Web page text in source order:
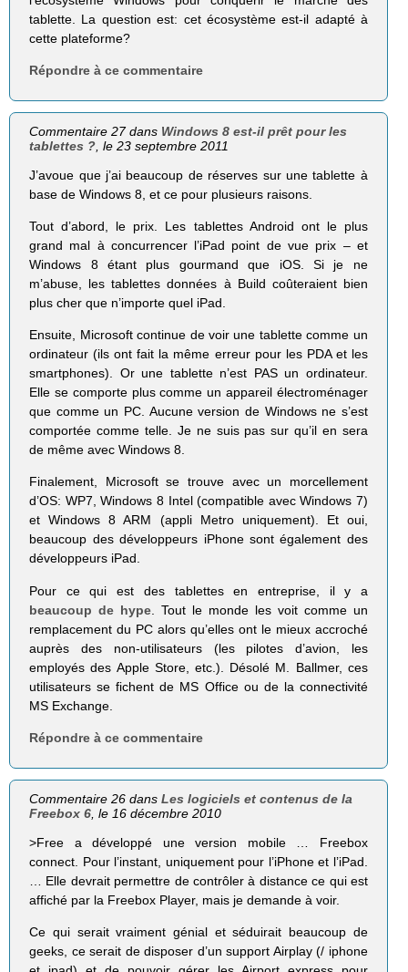
tablette. La question est: cet écosystème est-il adapté à
cette plateforme?
Répondre à ce commentaire
Commentaire 27 dans Windows 8 est-il prêt pour les
tablettes ? , le 23 septembre 2011
J’avoue que j’ai beaucoup de réserves sur une tablette à
base de Windows 8, et ce pour plusieurs raisons.
Tout d’abord, le prix. Les tablettes Android ont le plus
grand mal à concurrencer l’iPad point de vue prix – et
Windows 8 étant plus gourmand que iOS. Si je ne
m’abuse, les tablettes données à Build coûteraient bien
plus cher que n’importe quel iPad.
Ensuite, Microsoft continue de voir une tablette comme un
ordinateur (ils ont fait la même erreur pour les PDA et les
smartphones). Or une tablette n’est PAS un ordinateur.
Elle se comporte plus comme un appareil électroménager
que comme un PC. Aucune version de Windows ne s’est
comportée comme telle. Je ne suis pas sur qu’il en sera
de même avec Windows 8.
Finalement, Microsoft se trouve avec un morcellement
d’OS: WP7, Windows 8 Intel (compatible avec Windows 7)
et Windows 8 ARM (appli Metro uniquement). Et oui,
beaucoup des développeurs iPhone sont également des
développeurs iPad.
Pour ce qui est des tablettes en entreprise, il y a
beaucoup de hype . Tout le monde les voit comme un
remplacement du PC alors qu’elles ont le mieux accroché
auprès des non-utilisateurs (les pilotes d’avion, les
employés des Apple Store, etc.). Désolé M. Ballmer, ces
utilisateurs se fichent de MS Office ou de la connectivité
MS Exchange.
Répondre à ce commentaire
Commentaire 26 dansLes logiciels et contenus de la
Freebox 6 , le 16 décembre 2010
>Free a déve­loppé une ver­sion mobile … Free­box
connect. Pour l’instant, uni­que­ment pour l’iPhone et l’iPad.
… Elle devrait per­mettre de contrô­ler à dis­tance ce qui est
affi­ché par la Free­box Player, mais je demande à voir.
Ce qui serait vraiment génial et séduirait beaucoup de
geeks, ce serait de disposer d’un support Airplay (/ iphone